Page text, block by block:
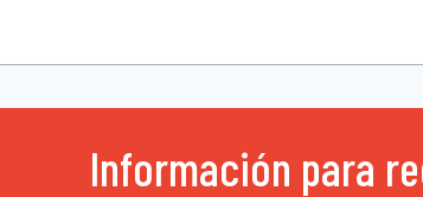
Información para